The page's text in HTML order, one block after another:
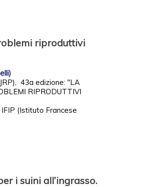
riproduttivi
43a edizione: "LA
RIPRODUTTIVI
IFIP (Istituto Francese
i suini all’ingrasso.